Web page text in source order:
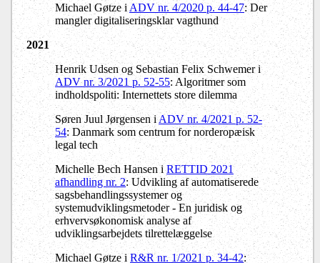
Michael Gøtze i ADV nr. 4/2020 p. 44-47: Der
mangler digitaliseringsklar vagthund
2021
Henrik Udsen og Sebastian Felix Schwemer i
ADV nr. 3/2021 p. 52-55: Algoritmer som
indholdspoliti: Internettets store dilemma
Søren Juul Jørgensen iADV nr. 4/2021 p. 52-
54: Danmark som centrum for norderopæisk
legal tech
Michelle Bech Hansen iRETTID 2021
afhandling nr. 2: Udvikling af automatiserede
sagsbehandlingssystemer og
systemudviklingsmetoder - En juridisk og
erhvervsøkonomisk analyse af
udviklingsarbejdets tilrettelæggelse
Michael Gøtze i R&R nr. 1/2021 p. 34-42: